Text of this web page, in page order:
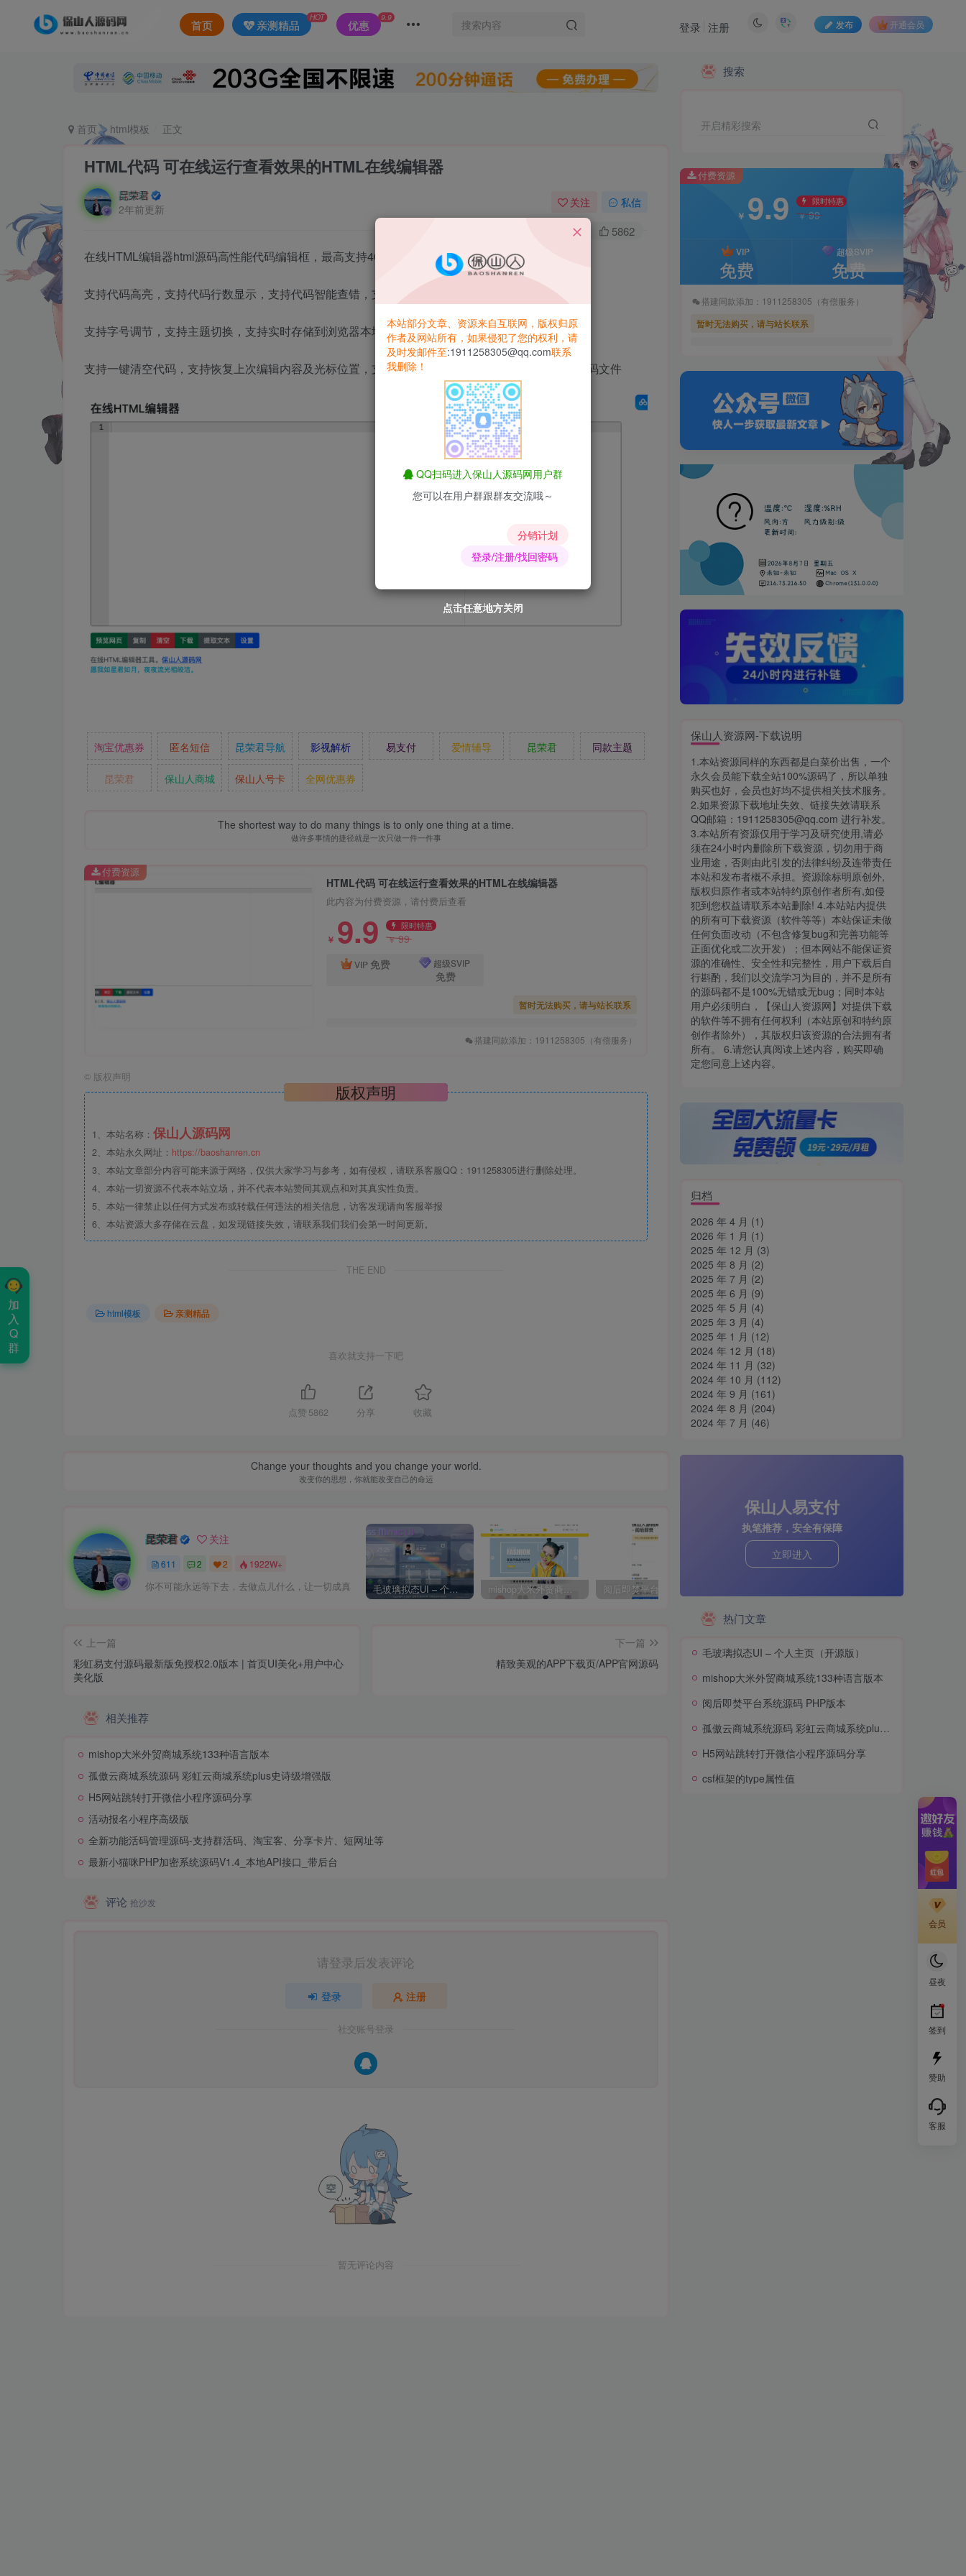
首页 亲测精品
HOT
优惠
9.9
发布 开通会员
登录 注册
首页 html模板 正文
HTML代码 可在线运行查看效果的HTML在线编辑器
昆荣君
2年前更新
关注 私信
5.2W+ 5862
在线HTML编辑器html源码高性能代码编辑框，最高支持400万行代码编辑，
支持代码高亮，支持代码行数显示，支持代码智能查错，支持代码自动补全，
支持字号调节，支持主题切换，支持实时存储到浏览器本地存储，支持一键复制代码，
支持一键清空代码，支持恢复上次编辑内容及光标位置，支持一键HTML转换文本，支持一键下载代码文件
淘宝优惠券 匿名短信 昆荣君导航 影视解析 易支付 爱情辅导 昆荣君 同款主题
昆荣君 保山人商城 保山人号卡 全网优惠券
The shortest way to do many things is to only one thing at a time.
做许多事情的捷径就是一次只做一件一件事
HTML代码 可在线运行查看效果的HTML在线编辑器
此内容为付费资源，请付费后查看
￥ 9.9 限时特惠
￥99
VIP 免费 超级SVIP
免费
暂时无法购买，请与站长联系
搭建同款添加：1911258305（有偿服务）
付费资源
© 版权声明
版权声明
1、本站名称： 保山人源码网
2、本站永久网址： https://baoshanren.cn
3、本站文章部分内容可能来源于网络，仅供大家学习与参考，如有侵权，请联系客服QQ：1911258305进行删除处理。
4、本站一切资源不代表本站立场，并不代表本站赞同其观点和对其真实性负责。
5、本站一律禁止以任何方式发布或转载任何违法的相关信息，访客发现请向客服举报
6、本站资源大多存储在云盘，如发现链接失效，请联系我们我们会第一时间更新。
THE END
html模板 亲测精品
喜欢就支持一下吧
点赞 5862 分享 收藏
Change your thoughts and you change your world.
改变你的思想，你就能改变自己的命运
昆荣君 关注
611 2 2 1922W+
你不可能永远等下去，去做点儿什么，让一切成真 毛玻璃拟态UI – 个人主页（开源版） mishop大米外贸商城系统133种语言版本
上一篇
彩虹易支付源码最新版免授权2.0版本 | 首页UI美化+用户中心
美化版
下一篇
精致美观的APP下载页/APP官网源码
相关推荐
mishop大米外贸商城系统133种语言版本
孤傲云商城系统源码 彩虹云商城系统plus史诗级增强版
H5网站跳转打开微信小程序源码分享
活动报名小程序高级版
全新功能活码管理源码-支持群活码、淘宝客、分享卡片、短网址等
最新小猫咪PHP加密系统源码V1.4_本地API接口_带后台
评论 抢沙发
请登录后发表评论
登录 注册
社交账号登录
暂无评论内容
付费资源
免费 免费
搭建同款添加：1911258305（有偿服务）
暂时无法购买，请与站长联系
搜索
开启精彩搜索
付费资源
￥ 9.9 限时特惠
￥99
VIP
免费
超级SVIP
免费
搭建同款添加：1911258305（有偿服务）
暂时无法购买，请与站长联系
保山人资源网-下载说明
1.本站资源同样的东西都是白菜价出售，一个
永久会员能下载全站100%源码了，所以单独
购买也好，会员也好均不提供相关技术服务。
2.如果资源下载地址失效、链接失效请联系
QQ邮箱：1911258305@qq.com 进行补发。
3.本站所有资源仅用于学习及研究使用,请必
须在24小时内删除所下载资源，切勿用于商
业用途，否则由此引发的法律纠纷及连带责任
本站和发布者概不承担。资源除标明原创外,
版权归原作者或本站特约原创作者所有,如侵
犯到您权益请联系本站删除! 4.本站站内提供
的所有可下载资源（软件等等）本站保证未做
任何负面改动（不包含修复bug和完善功能等
正面优化或二次开发）；但本网站不能保证资
源的准确性、安全性和完整性，用户下载后自
行斟酌，我们以交流学习为目的，并不是所有
的源码都不是100%无错或无bug；同时本站
用户必须明白，【保山人资源网】对提供下载
的软件等不拥有任何权利（本站原创和特约原
创作者除外），其版权归该资源的合法拥有者
所有。 6.请您认真阅读上述内容，购买即确
定您同意上述内容。
归档
2026 年 4 月 (1)
2026 年 1 月 (1)
2025 年 12 月 (3)
2025 年 8 月 (2)
2025 年 7 月 (2)
2025 年 6 月 (9)
2025 年 5 月 (4)
2025 年 3 月 (4)
2025 年 1 月 (12)
2024 年 12 月 (18)
2024 年 11 月 (32)
2024 年 10 月 (112)
2024 年 9 月 (161)
2024 年 8 月 (204)
2024 年 7 月 (46)
保山人易支付
执笔推荐，安全有保障
立即进入
热门文章
毛玻璃拟态UI – 个人主页（开源版）
mishop大米外贸商城系统133种语言版本
阅后即焚平台系统源码 PHP版本
孤傲云商城系统源码 彩虹云商城系统plus史诗级增强版
H5网站跳转打开微信小程序源码分享
csf框架的type属性值
点击任意地方关闭
点击任意地方关闭
点击任意地方关闭
点击任意地方关闭
点击任意地方关闭
点击任意地方关闭
点击任意地方关闭
本站部分文章、资源来自互联网，版权归原
作者及网站所有，如果侵犯了您的权利，请
及时发邮件至:1911258305@qq.com联系
我删除！
QQ扫码进入保山人源码网用户群
您可以在用户群跟群友交流哦～
分销计划
登录/注册/找回密码
会员
昼夜
签到
赞助
客服
加
入
Q
群